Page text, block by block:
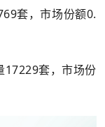
套，市场份额0.
17229套，市场份